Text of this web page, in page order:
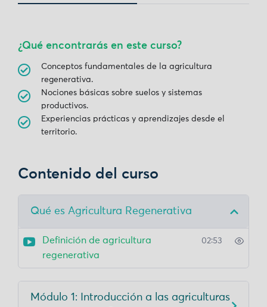
¿Qué encontrarás en este curso?
Conceptos fundamentales de la agricultura
regenerativa.
Nociones básicas sobre suelos y sistemas
productivos.
Experiencias prácticas y aprendizajes desde el
territorio.
Contenido del curso
Qué es Agricultura Regenerativa
Definición de agricultura
regenerativa
02:53
Módulo 1: Introducción a las agriculturas